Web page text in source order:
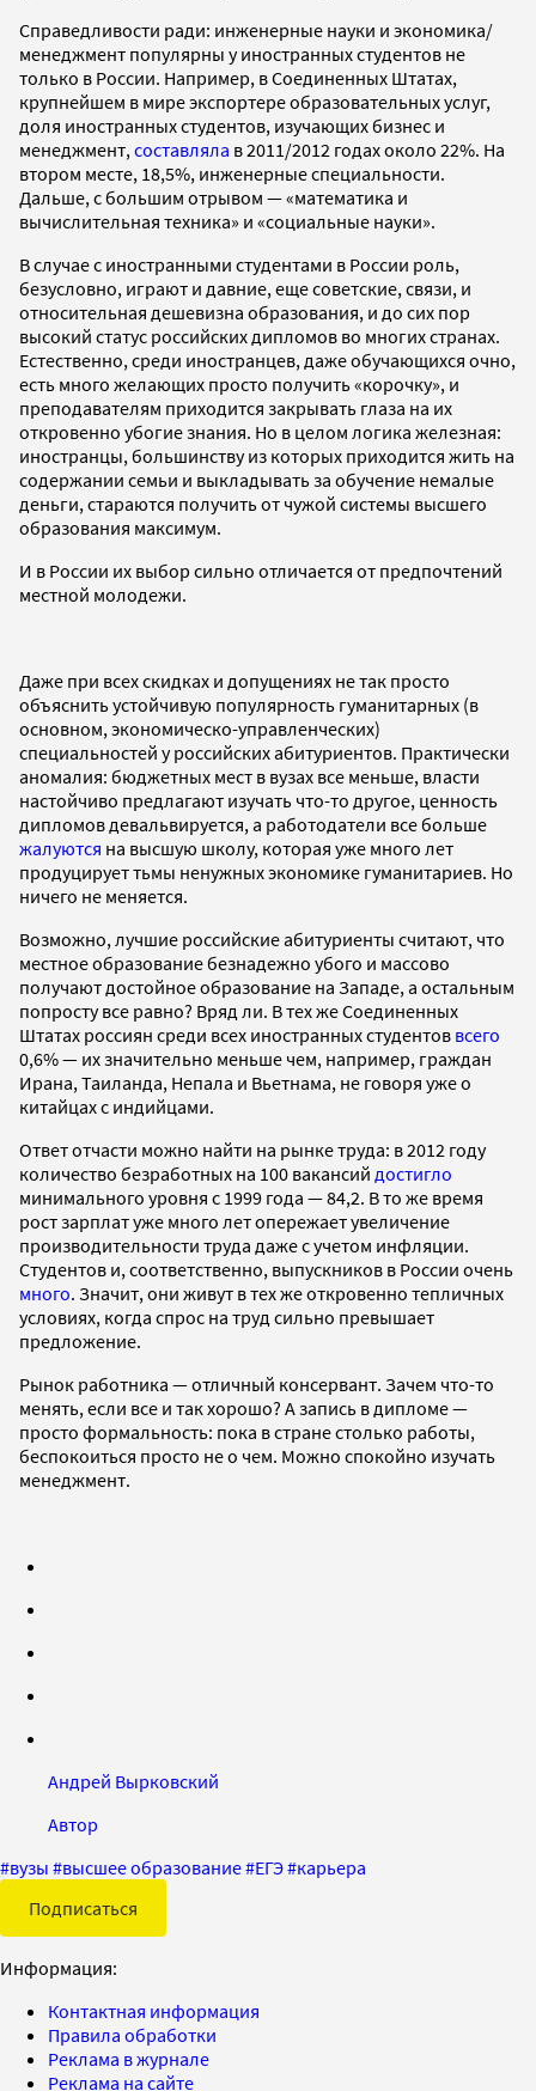
Справедливости ради: инженерные науки и экономика/
менеджмент популярны у иностранных студентов не
только в России. Например, в Соединенных Штатах,
крупнейшем в мире экспортере образовательных услуг,
доля иностранных студентов, изучающих бизнес и
менеджмент, составляла в 2011/2012 годах около 22%. На
втором месте, 18,5%, инженерные специальности.
Дальше, с большим отрывом — «математика и
вычислительная техника» и «социальные науки».
В случае с иностранными студентами в России роль,
безусловно, играют и давние, еще советские, связи, и
относительная дешевизна образования, и до сих пор
высокий статус российских дипломов во многих странах.
Естественно, среди иностранцев, даже обучающихся очно,
есть много желающих просто получить «корочку», и
преподавателям приходится закрывать глаза на их
откровенно убогие знания. Но в целом логика железная:
иностранцы, большинству из которых приходится жить на
содержании семьи и выкладывать за обучение немалые
деньги, стараются получить от чужой системы высшего
образования максимум.
И в России их выбор сильно отличается от предпочтений
местной молодежи.
Даже при всех скидках и допущениях не так просто
объяснить устойчивую популярность гуманитарных (в
основном, экономическо-управленческих)
специальностей у российских абитуриентов. Практически
аномалия: бюджетных мест в вузах все меньше, власти
настойчиво предлагают изучать что-то другое, ценность
дипломов девальвируется, а работодатели все больше
жалуются на высшую школу, которая уже много лет
продуцирует тьмы ненужных экономике гуманитариев. Но
ничего не меняется.
Возможно, лучшие российские абитуриенты считают, что
местное образование безнадежно убого и массово
получают достойное образование на Западе, а остальным
попросту все равно? Вряд ли. В тех же Соединенных
Штатах россиян среди всех иностранных студентов всего
0,6% — их значительно меньше чем, например, граждан
Ирана, Таиланда, Непала и Вьетнама, не говоря уже о
китайцах с индийцами.
Ответ отчасти можно найти на рынке труда: в 2012 году
количество безработных на 100 вакансий достигло
минимального уровня с 1999 года — 84,2. В то же время
рост зарплат уже много лет опережает увеличение
производительности труда даже с учетом инфляции.
Студентов и, соответственно, выпускников в России очень
много. Значит, они живут в тех же откровенно тепличных
условиях, когда спрос на труд сильно превышает
предложение.
Рынок работника — отличный консервант. Зачем что-то
менять, если все и так хорошо? А запись в дипломе —
просто формальность: пока в стране столько работы,
беспокоиться просто не о чем. Можно спокойно изучать
менеджмент.
Андрей Вырковский
Автор
#вузы #высшее образование#ЕГЭ#карьера
Подписаться
Информация:
Контактная информация
Правила обработки
Реклама в журнале
Реклама на сайте